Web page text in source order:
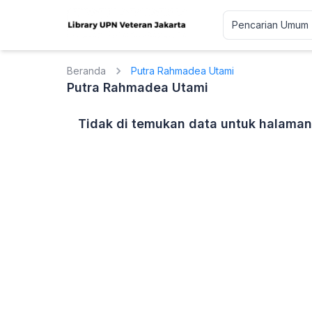
Beranda Putra Rahmadea Utami
Putra Rahmadea Utami
Tidak di temukan data untuk